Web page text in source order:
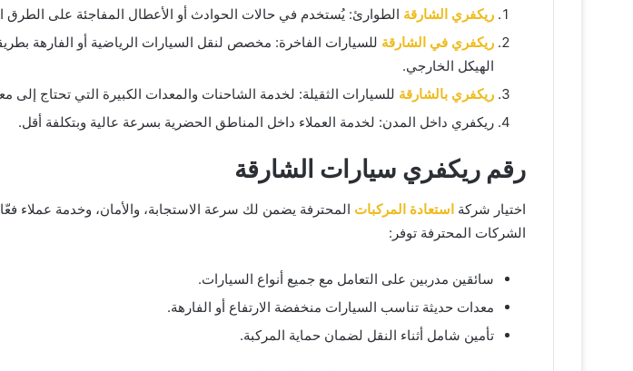
ريكفري الشارقة الطوارئ: يُستخدم في حالات الحوادث أو الأعطال المفاجئة على الطرق
ريكفري في الشارقة للسيارات الفاخرة: مخصص لنقل السيارات الرياضية أو الفارهة
الهيكل الخارجي.
ريكفري بالشارقة للسيارات الثقيلة: لخدمة الشاحنات والمعدات الكبيرة التي تحتاج إلى
ريكفري داخل المدن: لخدمة العملاء داخل المناطق الحضرية بسرعة عالية وبتكلفة أقل.
رقم ريكفري سيارات الشارقة
اختيار شركة استعادة المركبات المحترفة يضمن لك سرعة الاستجابة، والأمان، وخدمة عملاء
الشركات المحترفة توفر:
سائقين مدربين على التعامل مع جميع أنواع السيارات.
معدات حديثة تناسب السيارات منخفضة الارتفاع أو الفارهة.
تأمين شامل أثناء النقل لضمان حماية المركبة.